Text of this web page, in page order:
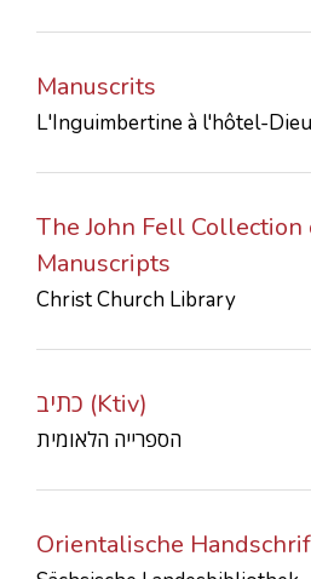
Manuscrits
L'Inguimbertine à l'hôtel-Dieu
The John Fell
Manuscripts
Christ Church Library
כתיב (Ktiv)
הספרייה הלאומית
Orientalische